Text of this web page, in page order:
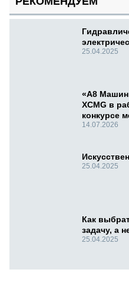
25.04.2025
«А8
XCMG в
конкурсе
14.07.2026
25.04.2025
Как
задачу, а
25.04.2025